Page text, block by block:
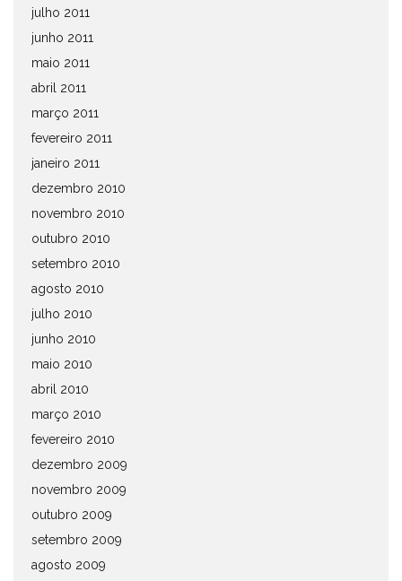
julho 2011
junho 2011
maio 2011
abril 2011
março 2011
fevereiro 2011
janeiro 2011
dezembro 2010
novembro 2010
outubro 2010
setembro 2010
agosto 2010
julho 2010
junho 2010
maio 2010
abril 2010
março 2010
fevereiro 2010
dezembro 2009
novembro 2009
outubro 2009
setembro 2009
agosto 2009